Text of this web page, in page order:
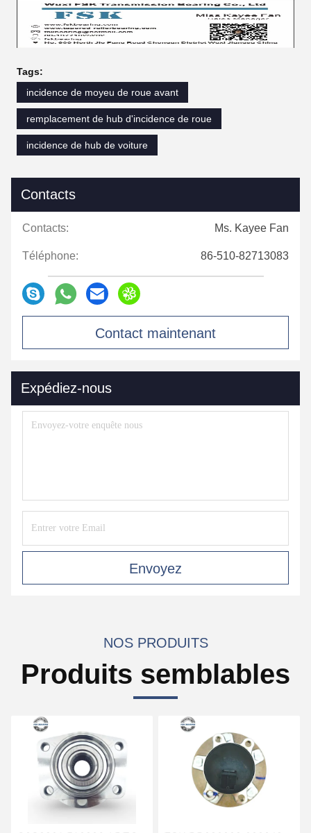
Tags:
incidence de moyeu de roue avant
remplacement de hub d'incidence de roue
incidence de hub de voiture
Contacts
Contacts: Ms. Kayee Fan
Téléphone: 86-510-82713083
Contact maintenant
Expédiez-nous
Envoyez
NOS PRODUITS
Produits semblables